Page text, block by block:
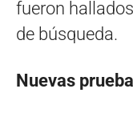
fueron
de búsqueda.
Nuevas